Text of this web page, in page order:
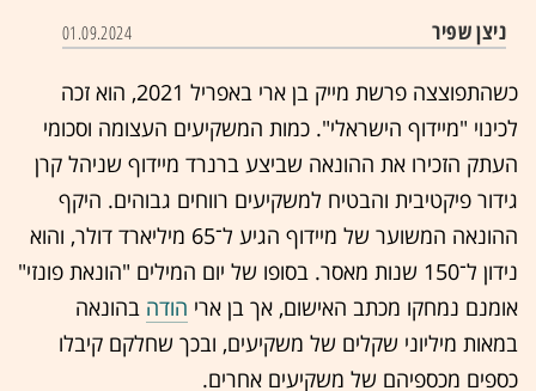
ניצן שפיר 01.09.2024
כשהתפוצצה פרשת מייק בן ארי באפריל 2021, הוא זכה
לכינוי "מיידוף הישראלי". כמות המשקיעים העצומה וסכומי
העתק הזכירו את ההונאה שביצע ברנרד מיידוף שניהל קרן
גידור פיקטיבית והבטיח למשקיעים רווחים גבוהים. היקף
ההונאה המשוער של מיידוף הגיע ל־65 מיליארד דולר, והוא
נידון ל־150 שנות מאס
ר. בסופו של יום המילים "הונאת פונזי"
אומנם נמחקו מכתב האישום, אך בן ארי הודה בהונאה
במאות מיליוני שקלים של משקיעים, ובכך שחלקם קיבלו
כספים מכספיהם של משקיעים אחרים.